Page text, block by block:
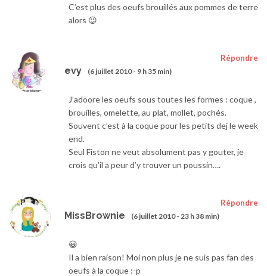
C’est plus des oeufs brouillés aux pommes de terre
alors 😉
evy (6 juillet 2010 - 9 h 35 min)
Répondre
J’adoore les oeufs sous toutes les formes : coque ,
brouilles, omelette, au plat, mollet, pochés.
Souvent c’est à la coque pour les petits dej le week
end.
Seul Fiston ne veut absolument pas y gouter, je
crois qu’il a peur d’y trouver un poussin….
MissBrownie (6 juillet 2010 - 23 h 38 min)
Répondre
😀
Il a bien raison! Moi non plus je ne suis pas fan des
oeufs à la coque :-p